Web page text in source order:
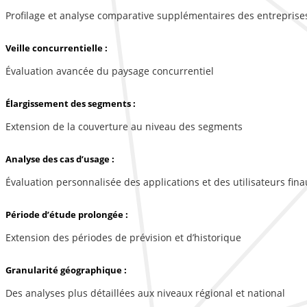
Profilage et analyse comparative supplémentaires des
Veille concurrentielle :
Évaluation avancée du paysage concurrentiel
Élargissement des segments :
Extension de la couverture au niveau des segments
Analyse des cas d’usage :
Évaluation personnalisée des applications et des utilisateurs
Période d’étude prolongée :
Extension des périodes de prévision et d’historique
Granularité géographique :
Des analyses plus détaillées aux niveaux régional et national